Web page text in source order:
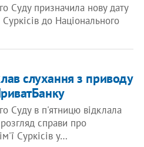
Суду призначила нову дату
до Національного
слухання з приводу
Суду в п'ятницю відклала
справи про
Суркісів у…